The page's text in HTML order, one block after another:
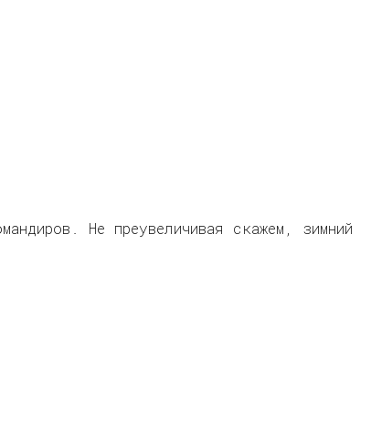
Не преувеличивая скажем, зимний